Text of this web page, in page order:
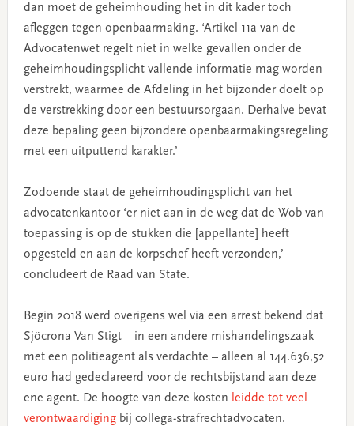
dan moet de geheimhouding het in dit kader toch
afleggen tegen openbaarmaking. ‘Artikel 11a van de
Advocatenwet regelt niet in welke gevallen onder de
geheimhoudingsplicht vallende informatie mag worden
verstrekt, waarmee de Afdeling in het bijzonder doelt op
de verstrekking door een bestuursorgaan. Derhalve bevat
deze bepaling geen bijzondere openbaarmakingsregeling
met een uitputtend karakter.’
Zodoende staat de geheimhoudingsplicht van het
advocatenkantoor ‘er niet aan in de weg dat de Wob van
toepassing is op de stukken die [appellante] heeft
opgesteld en aan de korpschef heeft verzonden,’
concludeert de Raad van State.
Begin 2018 werd overigens wel via een arrest bekend dat
Sjöcrona Van Stigt – in een andere mishandelingszaak
met een politieagent als verdachte – alleen al 144.636,52
euro had gedeclareerd voor de rechtsbijstand aan deze
ene agent. De hoogte van deze kosten leidde tot veel
verontwaardigingbij collega-strafrechtadvocaten.